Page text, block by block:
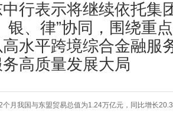
行表示将继续依托集
银、律”协同，围绕重
水平跨境综合金融服
高质量发展大局
个月我国与东盟贸易总值为1.24万亿元，同比增长